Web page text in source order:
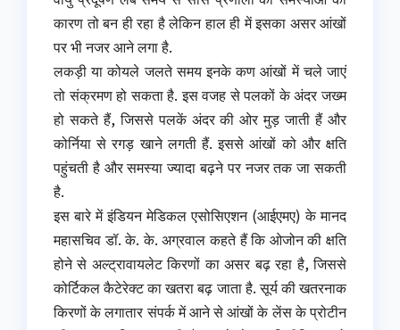
कारण तो बन ही रहा है लेकिन हाल ही में इसका असर आंखों
पर भी नजर आने लगा है.
लकड़ी या कोयले जलते समय इनके कण आंखों में चले जाएं
तो संक्रमण हो सकता है. इस वजह से पलकों के अंदर जख्म
हो सकते हैं, जिससे पलकें अंदर की ओर मुड़ जाती हैं और
कोर्निया से रगड़ खाने लगती हैं. इससे आंखों को और क्षति
पहुंचती है और समस्या ज्यादा बढ़ने पर नजर तक जा सकती
है.
इस बारे में इंडियन मेडिकल एसोसिएशन (आईएमए) के मानद
महासचिव डॉ. के. के. अग्रवाल कहते हैं कि ओजोन की क्षति
होने से अल्ट्रावायलेट किरणों का असर बढ़ रहा है, जिससे
कोर्टिकल कैटेरेक्ट का खतरा बढ़ जाता है. सूर्य की खतरनाक
किरणों के लगातार संपर्क में आने से आंखों के लेंस के प्रोटीन